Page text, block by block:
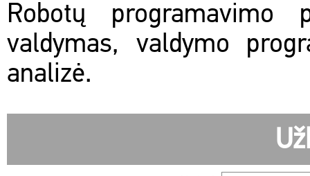
Robotų programavimo
valdymas, valdymo
analizė.